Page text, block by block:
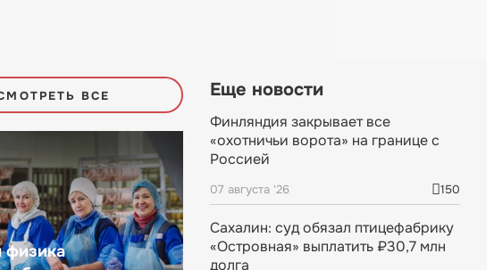
ВСЕ
физика
Еще новости
Финляндия закрывает все
«охотничьи ворота» на границе с
Россией
07 августа '26 150
Сахалин: суд обязал птицефабрику
«Островная» выплатить ₽30,7 млн
долга